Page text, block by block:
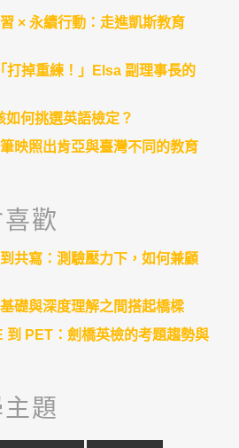
× 永續行動：走進凱斯教育
打掉重練！」Elsa 副理事長的
如何挑選英語檢定？
映照出肯亞與臺灣不同的教育
歡
共寫：測驗壓力下，如何兼顧
礎與深度理解之間搭起橋樑
到 PET：劍橋英檢的考題趨勢與
題